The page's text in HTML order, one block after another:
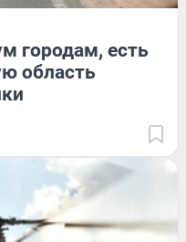
городам, есть
область